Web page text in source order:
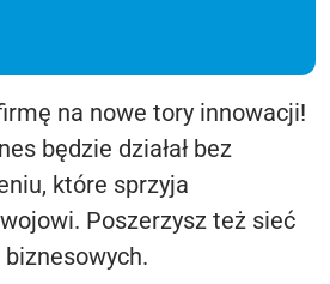
na nowe tory innowacji!
będzie działał bez
które sprzyja
Poszerzysz też sieć